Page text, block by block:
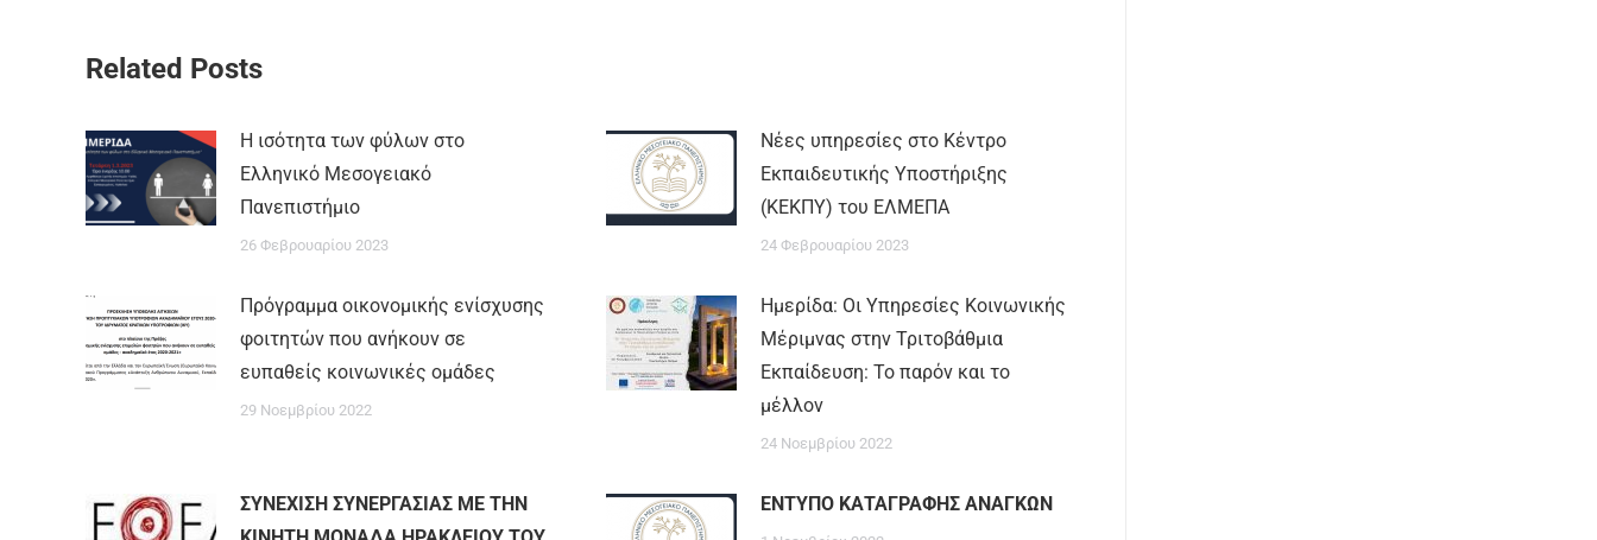
Related Posts
Η ισότητα των φύλων στο
Ελληνικό Μεσογειακό
Πανεπιστήμιο
26 Φεβρουαρίου 2023
Νέες υπηρεσίες στο Κέντρο
Εκπαιδευτικής Υποστήριξης
(ΚΕΚΠΥ) του ΕΛΜΕΠΑ
24 Φεβρουαρίου 2023
Πρόγραμμα οικονομικής ενίσχυσης
φοιτητών που ανήκουν σε
ευπαθείς κοινωνικές ομάδες
29 Νοεμβρίου 2022
Ημερίδα: Οι Υπηρεσίες Κοινωνικής
Μέριμνας στην Τριτοβάθμια
Εκπαίδευση: Το παρόν και το
μέλλον
24 Νοεμβρίου 2022
ΣΥΝΕΧΙΣΗ ΣΥΝΕΡΓΑΣΙΑΣ ΜΕ ΤΗΝ
ΕΝΤΥΠΟ ΚΑΤΑΓΡΑΦΗΣ ΑΝΑΓΚΩΝ